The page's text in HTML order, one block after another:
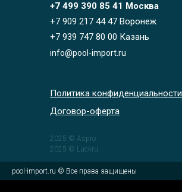
2025 © Aspro
2025 © Luckru
+7 499 390 85 41 Москва
+7 909 217 44 47 Воронеж
+7 939 747 80 00 Казань
info@pool-import.ru
Политика конфиденциальности
Договор-оферта
pool-import.ru © Все права защищены